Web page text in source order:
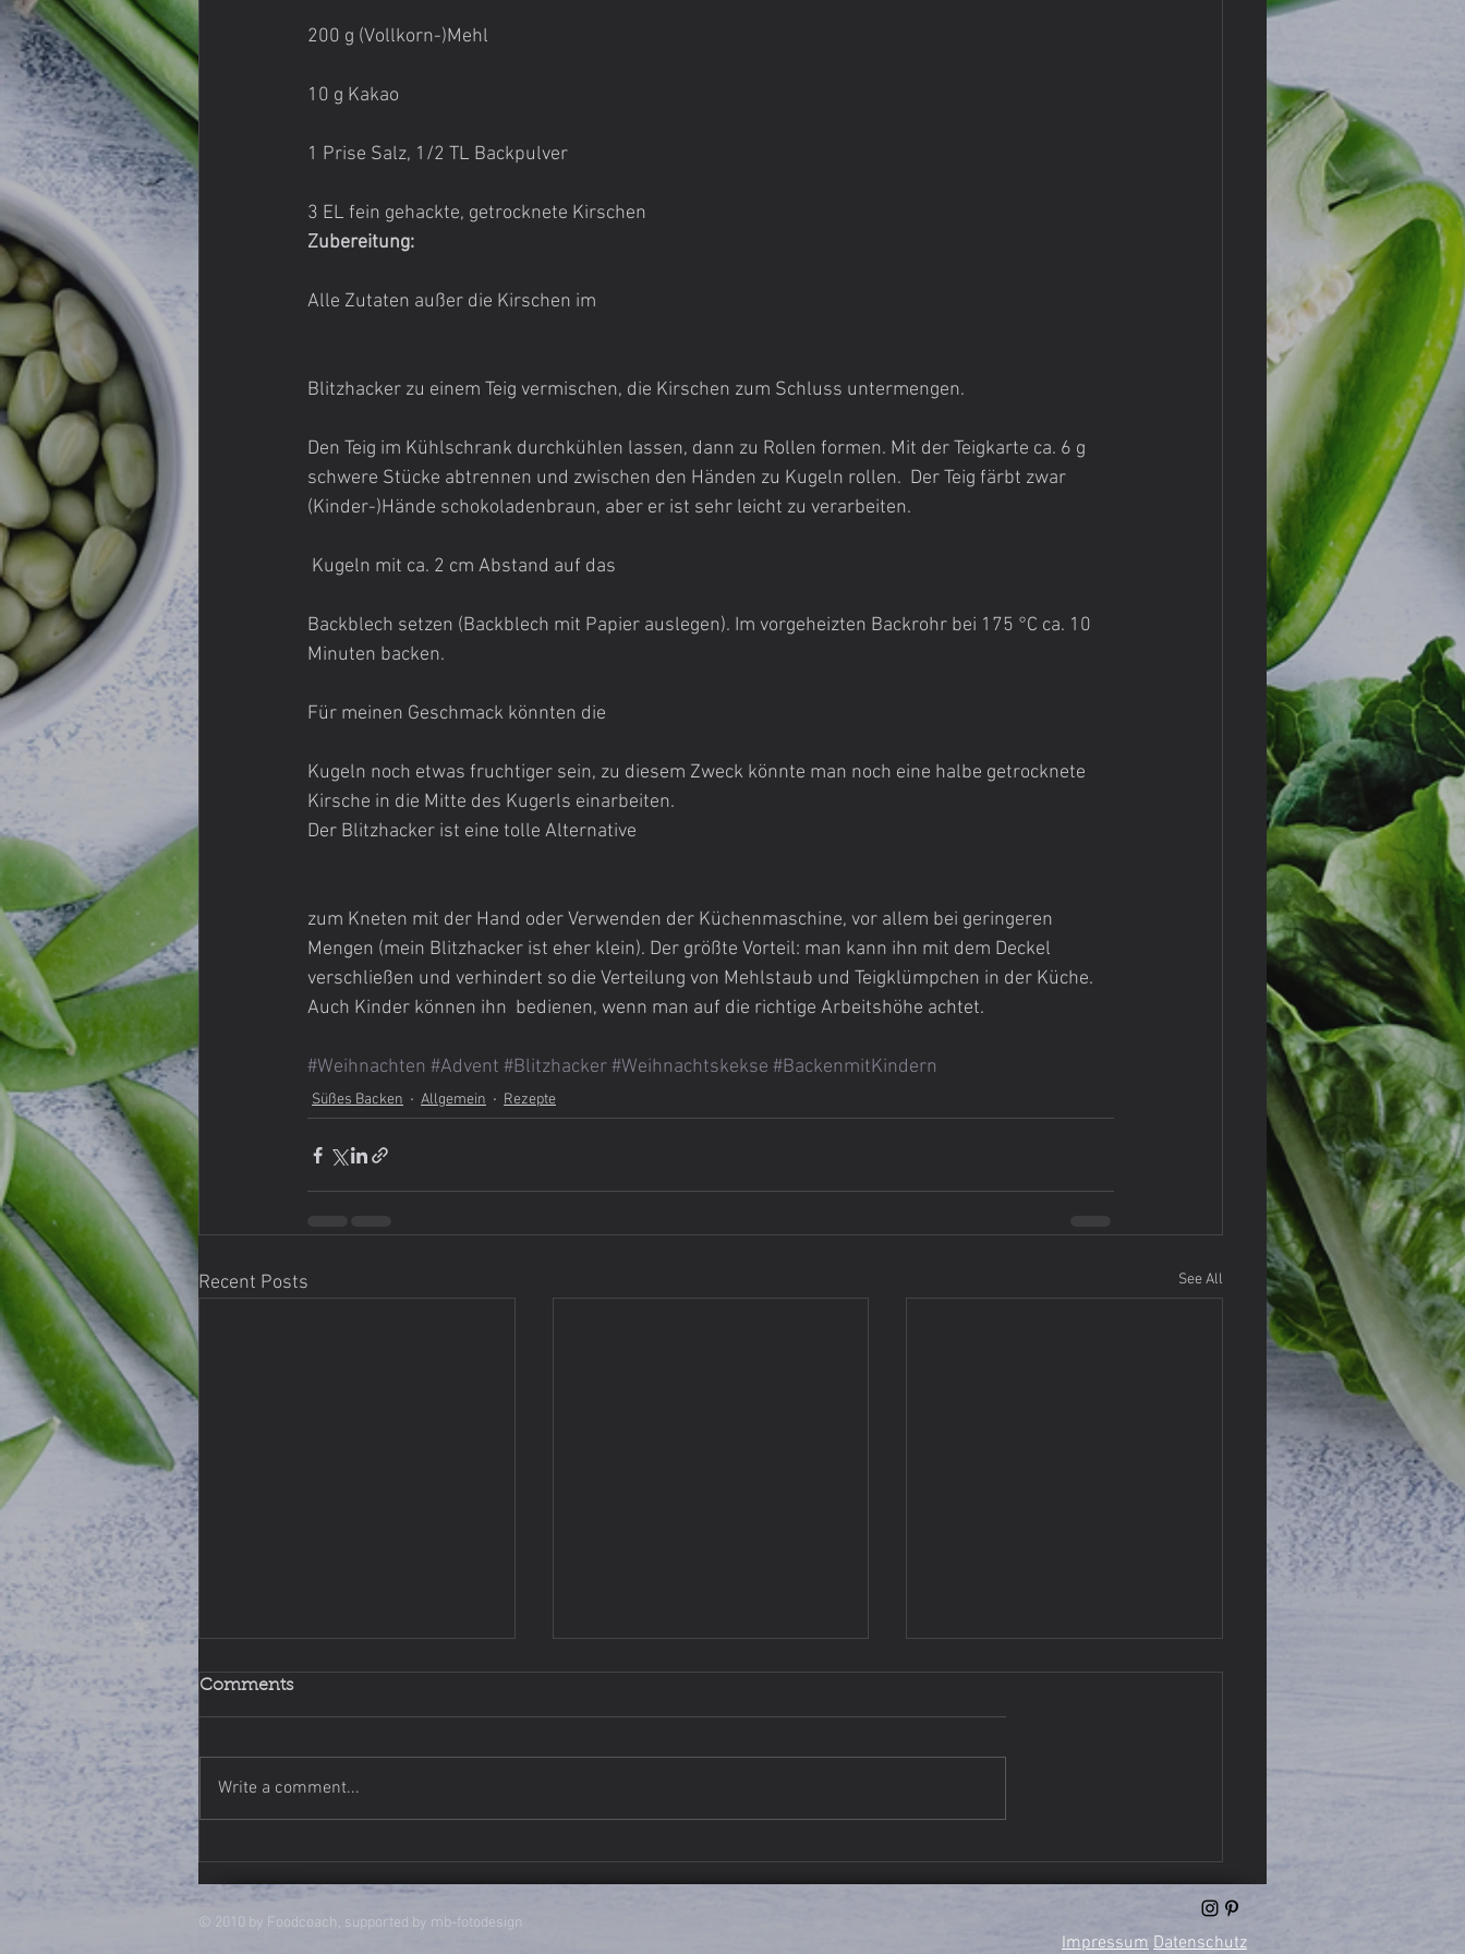
200 g (Vollkorn-)Mehl
10 g Kakao
1 Prise Salz, 1/2 TL Backpulver
3 EL fein gehackte, getrocknete Kirschen
Zubereitung:
Alle Zutaten außer die Kirschen im
Blitzhacker zu einem Teig vermischen, die Kirschen zum Schluss untermengen.
Den Teig im Kühlschrank durchkühlen lassen, dann zu Rollen formen. Mit der Teigkarte ca. 6 g
schwere Stücke abtrennen und zwischen den Händen zu Kugeln rollen.  Der Teig färbt zwar
(Kinder-)Hände schokoladenbraun, aber er ist sehr leicht zu verarbeiten.
Kugeln mit ca. 2 cm Abstand auf das
Backblech setzen (Backblech mit Papier auslegen). Im vorgeheizten Backrohr bei 175 °C ca. 10
Minuten backen.
Für meinen Geschmack könnten die
Kugeln noch etwas fruchtiger sein, zu diesem Zweck könnte man noch eine halbe getrocknete
Kirsche in die Mitte des Kugerls einarbeiten.
Der Blitzhacker ist eine tolle Alternative
zum Kneten mit der Hand oder Verwenden der Küchenmaschine, vor allem bei geringeren
Mengen (mein Blitzhacker ist eher klein). Der größte Vorteil: man kann ihn mit dem Deckel
verschließen und verhindert so die Verteilung von Mehlstaub und Teigklümpchen in der Küche.
Auch Kinder können ihn  bedienen, wenn man auf die richtige Arbeitshöhe achtet.
#Weihnachten #Advent #Blitzhacker#Weihnachtskekse #BackenmitKindern
Süßes Backen Allgemein Rezepte
Recent Posts See All
Comments
Write a comment...
© 2010 by Foodcoach, supported by mb-fotodesign
Impressum Datenschutz